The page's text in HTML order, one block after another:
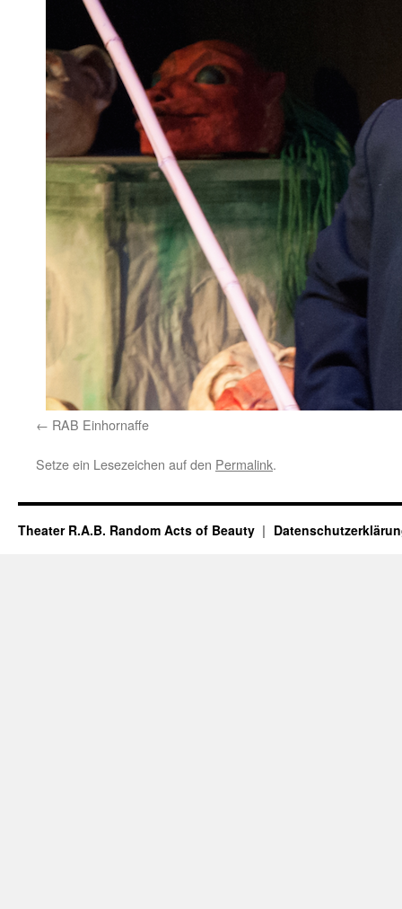
RAB Einhornaffe
Setze ein Lesezeichen auf den Permalink.
Theater R.A.B. Random Acts of Beauty